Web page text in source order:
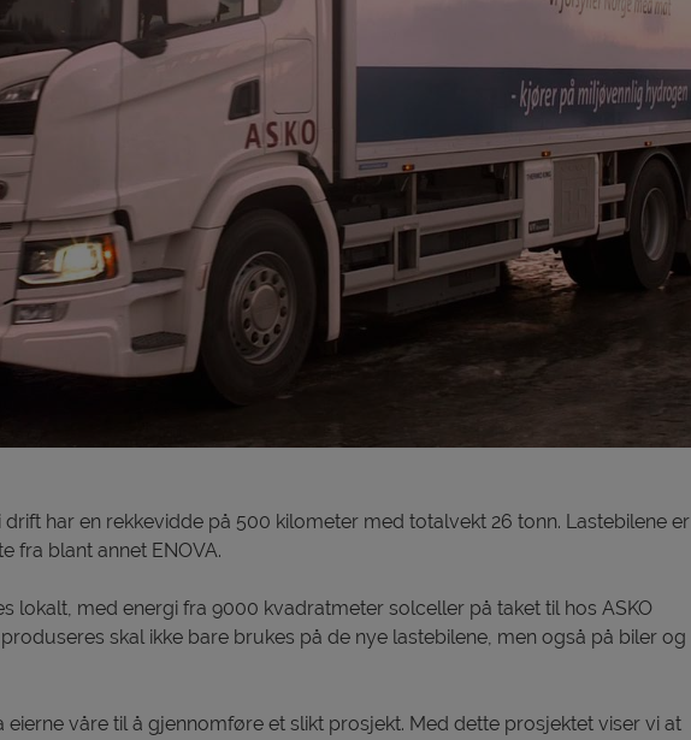
drift har en rekkevidde på 500 kilometer med totalvekt 26 tonn. Lastebilene er
fra blant annet ENOVA.
lokalt, med energi fra 9000 kvadratmeter solceller på taket til hos ASKO
skal ikke bare brukes på de nye lastebilene, men også på biler og
eierne våre til å gjennomføre et slikt prosjekt. Med dette prosjektet viser vi at